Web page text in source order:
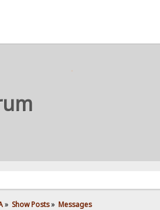
» Show Posts» Messages